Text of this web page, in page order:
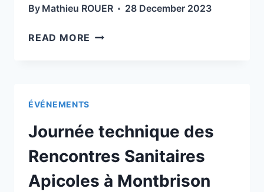
By Mathieu ROUER 28 December 2023
READ MORE ASSEMBLÉE
FÉVRIER
2024
ÉVÉNEMENTS
Journée technique des
Rencontres Sanitaires
Apicoles à Montbrison